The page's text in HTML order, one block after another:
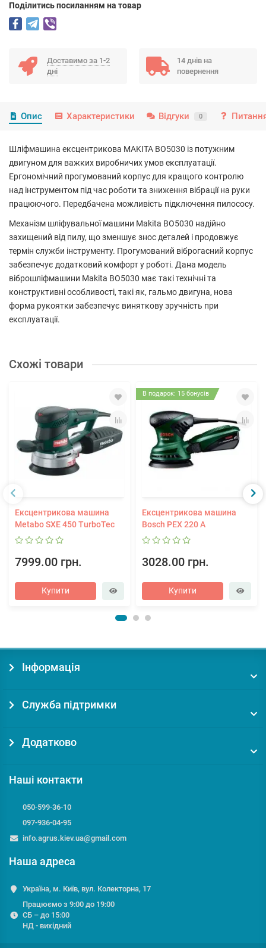
Подiлитись посиланням на товар
Доставимо за 1-2
дні
14 днів на
повернення
Опис Характеристики Відгуки 0
Шліфмашина ексцентрикова MAKITA BO5030 із потужним
двигуном для важких виробничих умов експлуатації.
Ергономічний прогумований корпус для кращого контролю
над інструментом під час роботи та зниження вібрації на руки
працюючого. Передбачена можливість підключення пилососу.
Механізм шліфувальної машини Makita BO5030 надійно
захищений від пилу, що зменшує знос деталей і продовжує
термін служби інструменту. Прогумований віброгасний корпус
забезпечує додатковий комфорт у роботі. Дана модель
віброшліфмашини Makita BO5030 має такі технічні та
конструктивні особливості, такі як, гальмо двигуна, нова
форма рукоятки забезпечує виняткову зручність при
експлуатації.
Схожі товари
Ексцентрикова машина
Metabo SXE 450 TurboTec
7999.00 грн.
Купити
В подарок: 15 бонусів
Ексцентрикова машина
Bosch PEX 220 A
3028.00 грн.
Купити
Інформація
Служба підтримки
Додатково
Наші контакти
050-599-36-10
097-936-04-95
info.agrus.kiev.ua@gmail.com
Наша адреса
Україна, м. Київ, вул. Колекторна, 17
Працюємо з 9:00 до 19:00
СБ – до 15:00
НД - вихідний